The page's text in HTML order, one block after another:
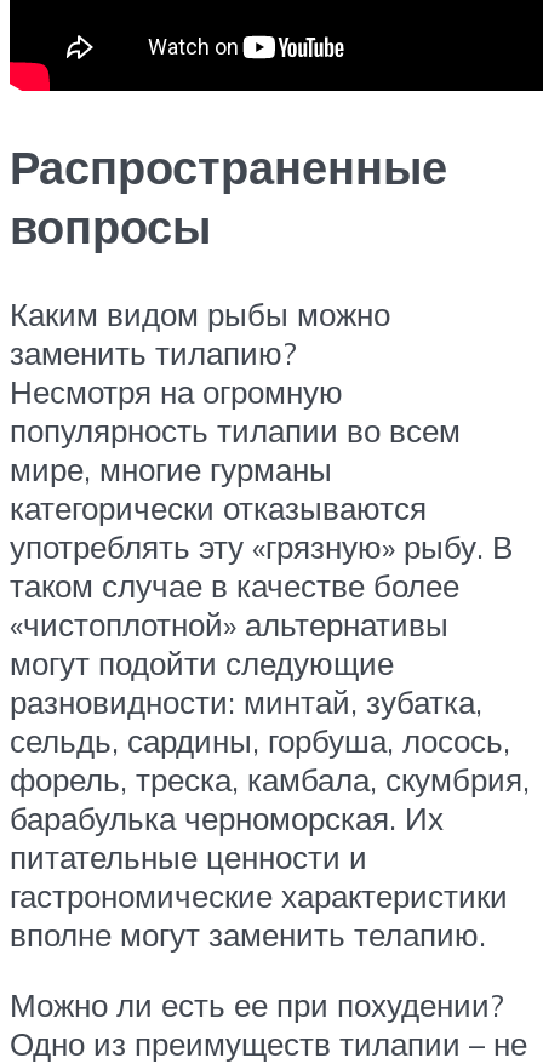
Распространенные
вопросы
Каким видом рыбы можно
заменить тилапию?
Несмотря на огромную
популярность тилапии во всем
мире, многие гурманы
категорически отказываются
употреблять эту «грязную» рыбу. В
таком случае в качестве более
«чистоплотной» альтернативы
могут подойти следующие
разновидности: минтай, зубатка,
сельдь, сардины, горбуша, лосось,
форель, треска, камбала, скумбрия,
барабулька черноморская. Их
питательные ценности и
гастрономические характеристики
вполне могут заменить телапию.
Можно ли есть ее при похудении?
Одно из преимуществ тилапии – не